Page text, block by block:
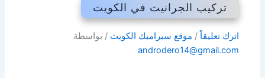
تركيب الجرانيت في الكويت
اترك تعليقاً / موقع سيراميك الكويت / بواسطة
androdero14@gmail.com